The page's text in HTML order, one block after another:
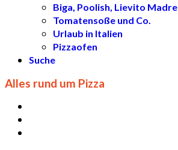
Biga, Poolish, Lievito Madre
Tomatensoße und Co.
Urlaub in Italien
Pizzaofen
Suche
Alles rund um Pizza